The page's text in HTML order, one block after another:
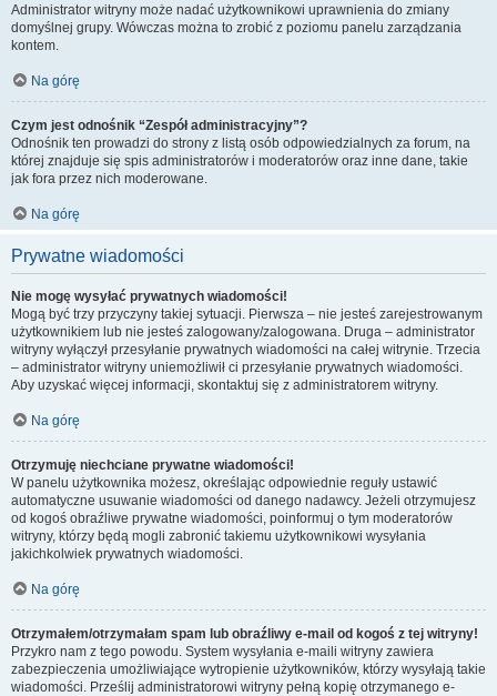
Administrator witryny może nadać użytkownikowi uprawnienia do zmiany
domyślnej grupy. Wówczas można to zrobić z poziomu panelu zarządzania
kontem.
Na górę
Czym jest odnośnik “Zespół administracyjny”?
Odnośnik ten prowadzi do strony z listą osób odpowiedzialnych za forum, na
której znajduje się spis administratorów i moderatorów oraz inne dane, takie
jak fora przez nich moderowane.
Na górę
Prywatne wiadomości
Nie mogę wysyłać prywatnych wiadomości!
Mogą być trzy przyczyny takiej sytuacji. Pierwsza – nie jesteś zarejestrowanym
użytkownikiem lub nie jesteś zalogowany/zalogowana. Druga – administrator
witryny wyłączył przesyłanie prywatnych wiadomości na całej witrynie. Trzecia
– administrator witryny uniemożliwił ci przesyłanie prywatnych wiadomości.
Aby uzyskać więcej informacji, skontaktuj się z administratorem witryny.
Na górę
Otrzymuję niechciane prywatne wiadomości!
W panelu użytkownika możesz, określając odpowiednie reguły ustawić
automatyczne usuwanie wiadomości od danego nadawcy. Jeżeli otrzymujesz
od kogoś obraźliwe prywatne wiadomości, poinformuj o tym moderatorów
witryny, którzy będą mogli zabronić takiemu użytkownikowi wysyłania
jakichkolwiek prywatnych wiadomości.
Na górę
Otrzymałem/otrzymałam spam lub obraźliwy e-mail od kogoś z tej witryny!
Przykro nam z tego powodu. System wysyłania e-maili witryny zawiera
zabezpieczenia umożliwiające wytropienie użytkowników, którzy wysyłają takie
wiadomości. Prześlij administratorowi witryny pełną kopię otrzymanego e-